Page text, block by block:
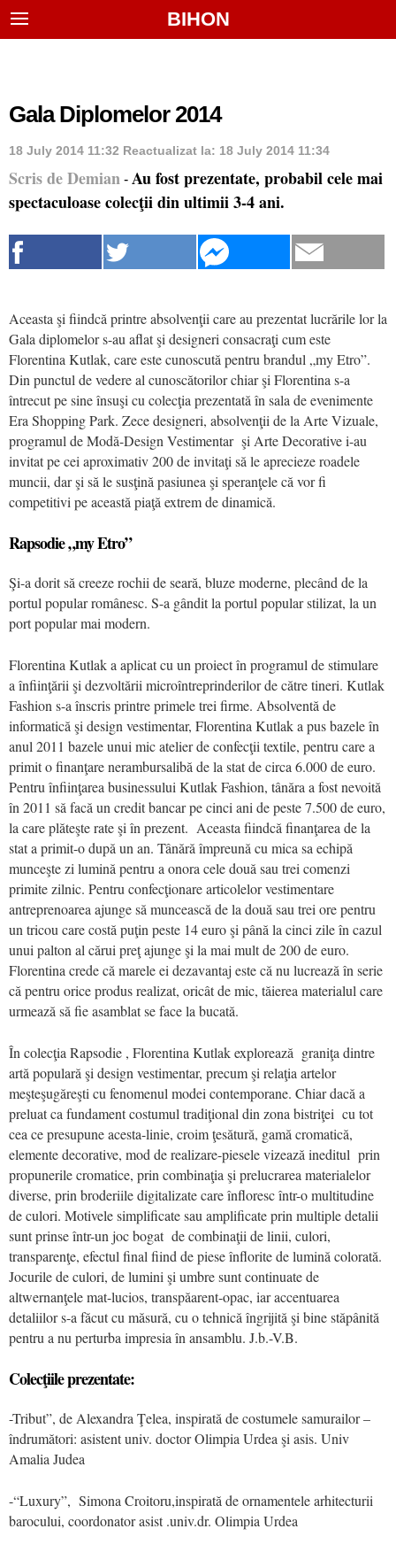
BIHON
Gala Diplomelor 2014
18 July 2014 11:32 Reactualizat la: 18 July 2014 11:34
Scris de Demian - Au fost prezentate, probabil cele mai
spectaculoase colecţii din ultimii 3-4 ani.
Aceasta şi fiindcă printre absolvenţii care au prezentat lucrările lor la
Gala diplomelor s-au aflat şi designeri consacraţi cum este
Florentina Kutlak, care este cunoscută pentru brandul „my Etro”.
Din punctul de vedere al cunoscătorilor chiar şi Florentina s-a
întrecut pe sine însuşi cu colecţia prezentată în sala de evenimente
Era Shopping Park. Zece designeri, absolvenţii de la Arte Vizuale,
programul de Modă-Design Vestimentar şi Arte Decorative i-au
invitat pe cei aproximativ 200 de invitaţi să le aprecieze roadele
muncii, dar şi să le susţină pasiunea şi speranţele că vor fi
competitivi pe această piaţă extrem de dinamică.
Rapsodie „my Etro”
Şi-a dorit să creeze rochii de seară, bluze moderne, plecând de la
portul popular românesc. S-a gândit la portul popular stilizat, la un
port popular mai modern.
Florentina Kutlak a aplicat cu un proiect în programul de stimulare
a înfiinţării şi dezvoltării microîntreprinderilor de către tineri. Kutlak
Fashion s-a înscris printre primele trei firme. Absolventă de
informatică şi design vestimentar, Florentina Kutlak a pus bazele în
anul 2011 bazele unui mic atelier de confecţii textile, pentru care a
primit o finanţare nerambursalibă de la stat de circa 6.000 de euro.
Pentru înfiinţarea businessului Kutlak Fashion, tânăra a fost nevoită
în 2011 să facă un credit bancar pe cinci ani de peste 7.500 de euro,
la care plăteşte rate şi în prezent. Aceasta fiindcă finanţarea de la
stat a primit-o după un an. Tânără împreună cu mica sa echipă
munceşte zi lumină pentru a onora cele două sau trei comenzi
primite zilnic. Pentru confecţionare articolelor vestimentare
antreprenoarea ajunge să muncească de la două sau trei ore pentru
un tricou care costă puţin peste 14 euro şi până la cinci zile în cazul
unui palton al cărui preţ ajunge şi la mai mult de 200 de euro.
Florentina crede că marele ei dezavantaj este că nu lucrează în serie
că pentru orice produs realizat, oricât de mic, tăierea materialul care
urmează să fie asamblat se face la bucată.
În colecţia Rapsodie , Florentina Kutlak explorează graniţa dintre
artă populară şi design vestimentar, precum şi relaţia artelor
meşteşugăreşti cu fenomenul modei contemporane. Chiar dacă a
preluat ca fundament costumul tradiţional din zona bistriţei cu tot
cea ce presupune acesta-linie, croim ţesătură, gamă cromatică,
elemente decorative, mod de realizare-piesele vizează ineditul prin
propunerile cromatice, prin combinaţia şi prelucrarea materialelor
diverse, prin broderiile digitalizate care înfloresc într-o multitudine
de culori. Motivele simplificate sau amplificate prin multiple detalii
sunt prinse într-un joc bogat de combinaţii de linii, culori,
transparenţe, efectul final fiind de piese înflorite de lumină colorată.
Jocurile de culori, de lumini şi umbre sunt continuate de
altwernanţele mat-lucios, transpăarent-opac, iar accentuarea
detaliilor s-a făcut cu măsură, cu o tehnică îngrijită şi bine stăpânită
pentru a nu perturba impresia în ansamblu. J.b.-V.B.
Colecţiile prezentate:
-Tribut”, de Alexandra Ţelea, inspirată de costumele samurailor –
îndrumători: asistent univ. doctor Olimpia Urdea şi asis. Univ
Amalia Judea
-“Luxury”, Simona Croitoru,inspirată de ornamentele arhitecturii
barocului, coordonator asist .univ.dr. Olimpia Urdea